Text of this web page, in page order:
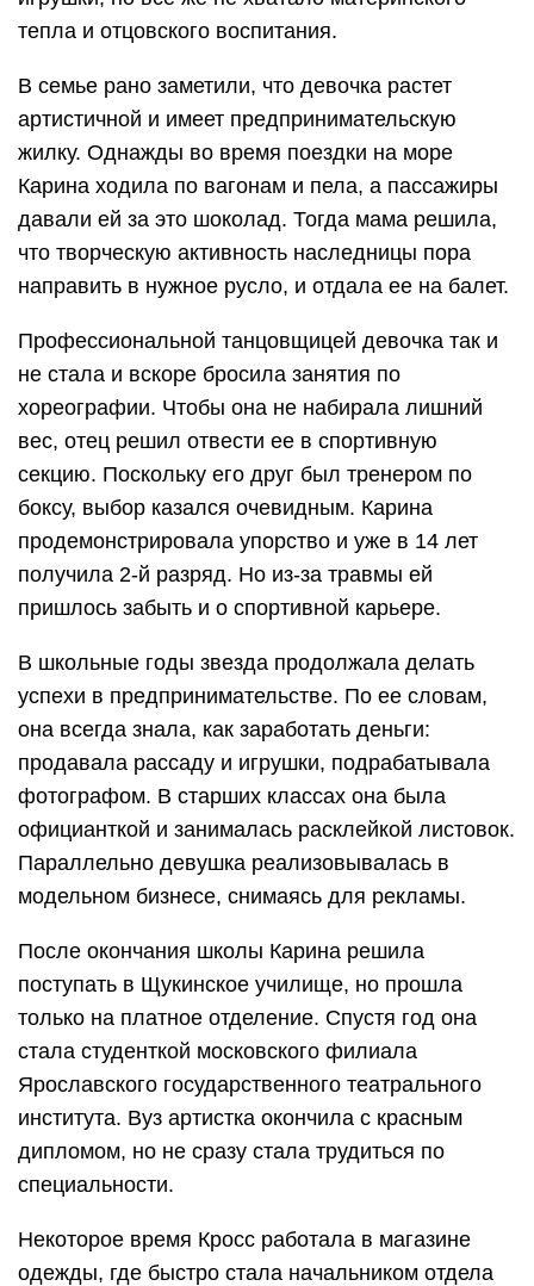
тепла и отцовского воспитания.
В семье рано заметили, что девочка растет
артистичной и имеет предпринимательскую
жилку. Однажды во время поездки на море
Карина ходила по вагонам и пела, а пассажиры
давали ей за это шоколад. Тогда мама решила,
что творческую активность наследницы пора
направить в нужное русло, и отдала ее на балет.
Профессиональной танцовщицей девочка так и
не стала и вскоре бросила занятия по
хореографии. Чтобы она не набирала лишний
вес, отец решил отвести ее в спортивную
секцию. Поскольку его друг был тренером по
боксу, выбор казался очевидным. Карина
продемонстрировала упорство и уже в 14 лет
получила 2-й разряд. Но из-за травмы ей
пришлось забыть и о спортивной карьере.
В школьные годы звезда продолжала делать
успехи в предпринимательстве. По ее словам,
она всегда знала, как заработать деньги:
продавала рассаду и игрушки, подрабатывала
фотографом. В старших классах она была
официанткой и занималась расклейкой листовок.
Параллельно девушка реализовывалась в
модельном бизнесе, снимаясь для рекламы.
После окончания школы Карина решила
поступать в Щукинское училище, но прошла
только на платное отделение. Спустя год она
стала студенткой московского филиала
Ярославского государственного театрального
института. Вуз артистка окончила с красным
дипломом, но не сразу стала трудиться по
специальности.
Некоторое время Кросс работала в магазине
одежды, где быстро стала начальником отдела